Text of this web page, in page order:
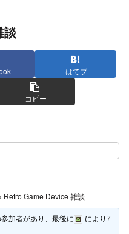
談
はてブ
コピー
› Retro Game Device 雑談
加者があり、最後に により7